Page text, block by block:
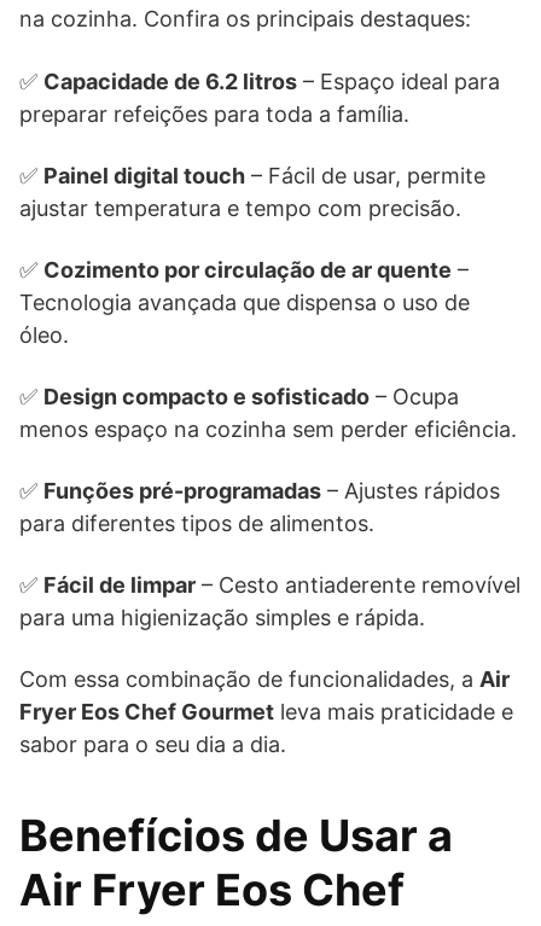
na cozinha. Confira os principais destaques:
✅ Capacidade de 6.2 litros – Espaço ideal para
preparar refeições para toda a família.
✅ Painel digital touch – Fácil de usar, permite
ajustar temperatura e tempo com precisão.
✅ Cozimento por circulação de ar quente –
Tecnologia avançada que dispensa o uso de
óleo.
✅ Design compacto e sofisticado – Ocupa
menos espaço na cozinha sem perder eficiência.
✅ Funções pré-programadas – Ajustes rápidos
para diferentes tipos de alimentos.
✅ Fácil de limpar – Cesto antiaderente removível
para uma higienização simples e rápida.
Com essa combinação de funcionalidades, a Air
Fryer Eos Chef Gourmet leva mais praticidade e
sabor para o seu dia a dia.
Benefícios de Usar a
Air Fryer Eos Chef